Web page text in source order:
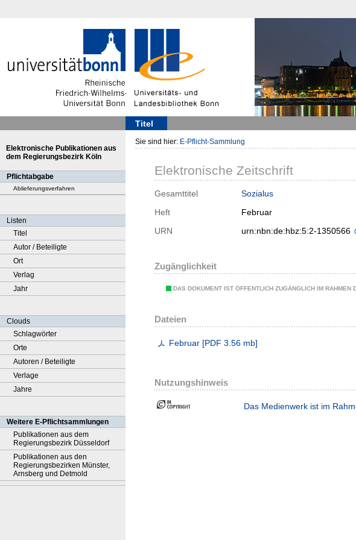
Titel
Elektronische Publikationen aus
dem Regierungsbezirk Köln
Pflichtabgabe
Ablieferungsverfahren
Listen
Titel
Autor / Beteiligte
Ort
Verlag
Jahr
Clouds
Schlagwörter
Orte
Autoren / Beteiligte
Verlage
Jahre
Weitere E-Pflichtsammlungen
Publikationen aus dem
Regierungsbezirk Düsseldorf
Publikationen aus den
Regierungsbezirken Münster,
Arnsberg und Detmold
Sie sind hier: E-Pflicht-Sammlung
Elektronische Zeitschrift
Gesamttitel
Sozialus
Heft
Februar
URN
urn:nbn:de:hbz:5:2-1350566
Zugänglichkeit
DAS DOKUMENT IST ÖFFENTLICH ZUGÄNGLICH IM RAHMEN
Dateien
Februar [PDF 3.56 mb]
Nutzungshinweis
Das Medienwerk ist im